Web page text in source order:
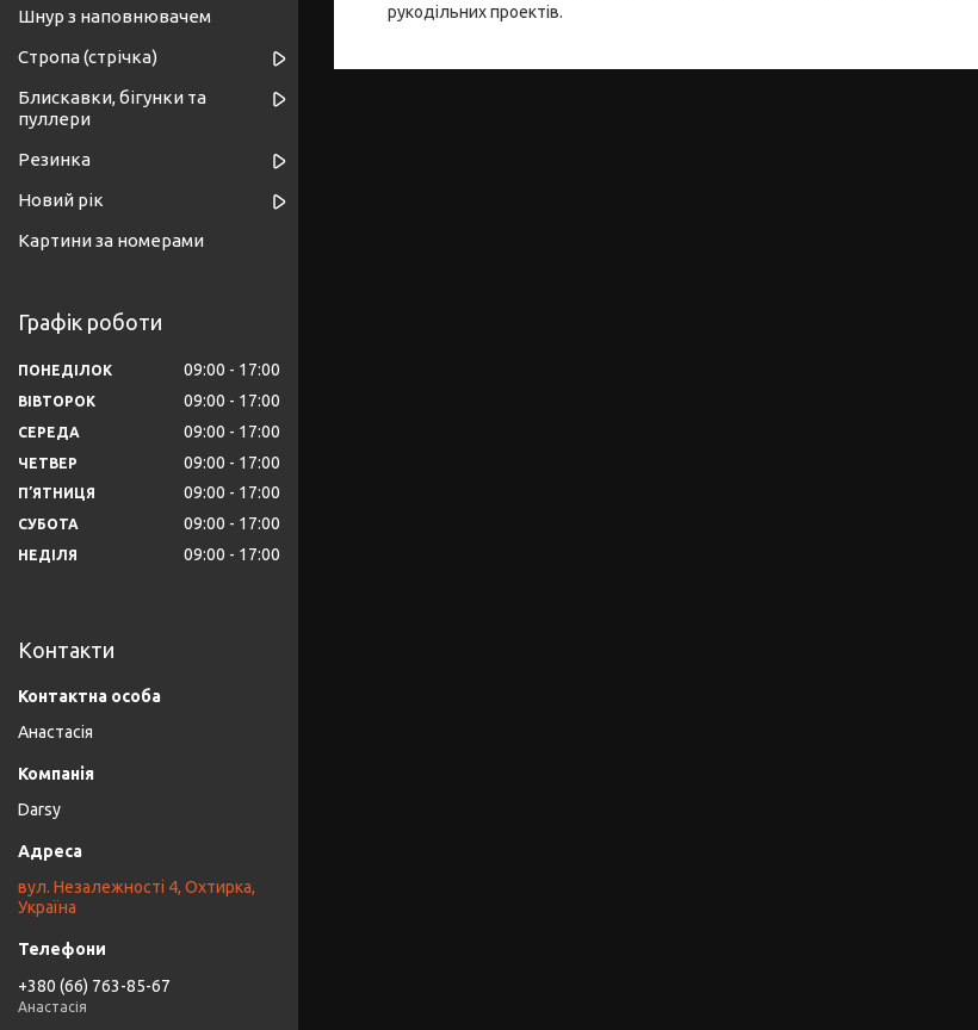
рукодільних проектів.
Шнур з наповнювачем
Стропа (стрічка)
Блискавки, бігунки та
пуллери
Резинка
Новий рік
Картини за номерами
Графік роботи
ПОНЕДІЛОК 09:00 17:00
ВІВТОРОК 09:00 17:00
СЕРЕДА 09:00 17:00
ЧЕТВЕР 09:00 17:00
ПʼЯТНИЦЯ 09:00 17:00
СУБОТА 09:00 17:00
НЕДІЛЯ 09:00 17:00
Контакти
Анастасія
Darsy
вул. Незалежності 4, Охтирка,
Україна
+380 (66) 763-85-67
Анастасія